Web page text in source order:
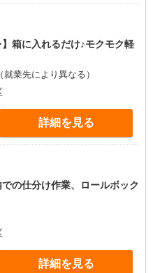
】箱に入れるだけ♪モクモク軽
就業先により異なる）
詳細を見る
の仕分け作業、ロールボック
詳細を見る